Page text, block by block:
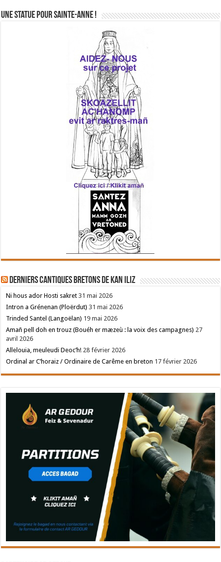
Une statue pour Sainte-Anne !
Derniers cantiques bretons de Kan Iliz
Ni hous ador Hosti sakret 31 mai 2026
Intron a Grénenan (Ploërdut) 31 mai 2026
Trinded Santel (Langoëlan) 19 mai 2026
Amañ pell doh en trouz (Bouéh er mæzeù : la voix des campagnes) 27
avril 2026
Allelouia, meuleudi Deoc’h! 28 février 2026
Ordinal ar C’horaiz / Ordinaire de Carême en breton 17 février 2026